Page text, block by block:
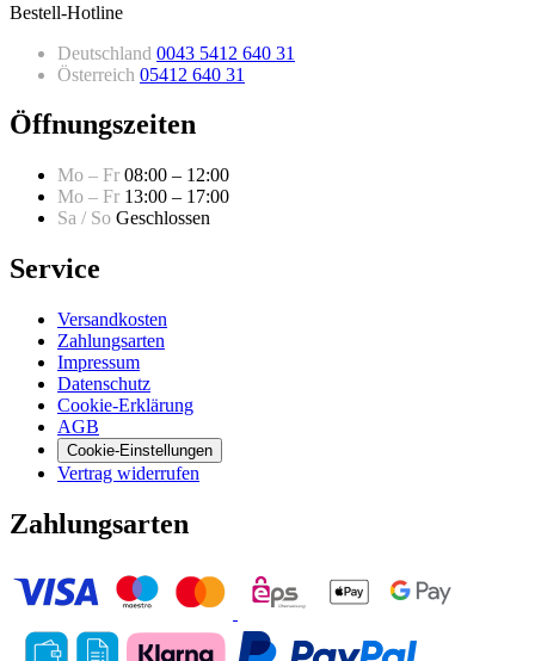
Bestell-Hotline
Deutschland 0043 5412 640 31
Österreich 05412 640 31
Öffnungszeiten
Mo – Fr 08:00 – 12:00
Mo – Fr 13:00 – 17:00
Sa / So Geschlossen
Service
Versandkosten
Zahlungsarten
Impressum
Datenschutz
Cookie-Erklärung
AGB
Cookie-Einstellungen
Vertrag widerrufen
Zahlungsarten